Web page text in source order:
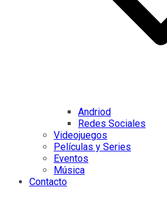
Andriod
Redes Sociales
Videojuegos
Películas y Series
Eventos
Música
Contacto